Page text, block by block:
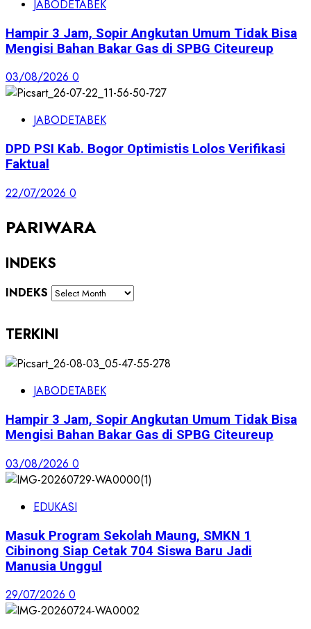
JABODETABEK
Hampir 3 Jam, Sopir Angkutan Umum Tidak Bisa
Mengisi Bahan Bakar Gas di SPBG Citeureup
03/08/2026 0
JABODETABEK
DPD PSI Kab. Bogor Optimistis Lolos Verifikasi
Faktual
22/07/2026 0
PARIWARA
INDEKS
INDEKS
TERKINI
JABODETABEK
Hampir 3 Jam, Sopir Angkutan Umum Tidak Bisa
Mengisi Bahan Bakar Gas di SPBG Citeureup
03/08/2026 0
EDUKASI
Masuk Program Sekolah Maung, SMKN 1
Cibinong Siap Cetak 704 Siswa Baru Jadi
Manusia Unggul
29/07/2026 0